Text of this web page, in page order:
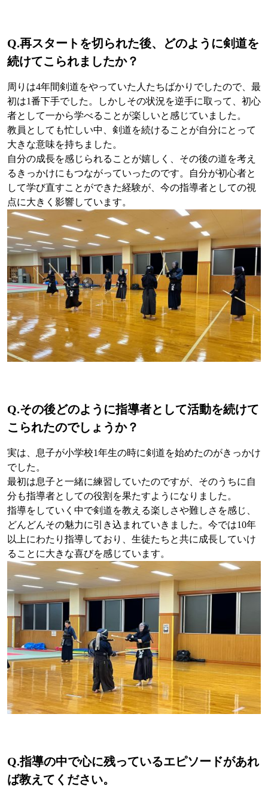
Q.再スタートを切られた後、どのように剣道を
続けてこられましたか？
周りは4年間剣道をやっていた人たちばかりでしたので、最
初は1番下手でした。しかしその状況を逆手に取って、初心
者として一から学べることが楽しいと感じていました。
教員としても忙しい中、剣道を続けることが自分にとって
大きな意味を持ちました。
自分の成長を感じられることが嬉しく、その後の道を考え
るきっかけにもつながっていったのです。自分が初心者と
して学び直すことができた経験が、今の指導者としての視
点に大きく影響しています。
Q.その後どのように指導者として活動を続けて
こられたのでしょうか？
実は、息子が小学校1年生の時に剣道を始めたのがきっかけ
でした。
最初は息子と一緒に練習していたのですが、そのうちに自
分も指導者としての役割を果たすようになりました。
指導をしていく中で剣道を教える楽しさや難しさを感じ、
どんどんその魅力に引き込まれていきました。今では10年
以上にわたり指導しており、生徒たちと共に成長していけ
ることに大きな喜びを感じています。
Q.指導の中で心に残っているエピソードがあれ
ば教えてください。